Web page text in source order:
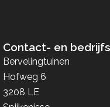
Contact- en
Bervelingtuinen
Hofweg 6
3208 LE